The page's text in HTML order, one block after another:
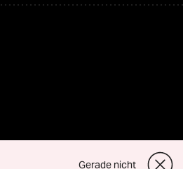
Gerade nicht